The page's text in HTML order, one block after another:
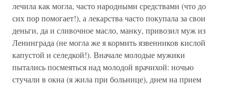
лечила как могла, часто народными средствами (что до
сих пор помогает!), а лекарства часто покупала за свои
деньги, да и сливочное масло, манку, привозил муж из
Ленинграда (не могла же я кормить язвенников кислой
капустой и селедкой!). Вначале молодые мужики
пытались посмеяться над молодой врачихой: ночью
стучали в окна (я жила при больнице), днем на прием